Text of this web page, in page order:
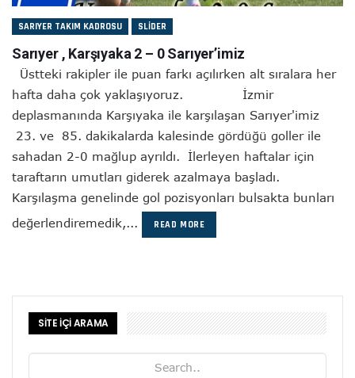
SARIYER TAKIM KADROSU SLIDER
Sarıyer , Karşıyaka 2 – 0 Sarıyer’imiz
Üstteki rakipler ile puan farkı açılırken alt sıralara her
hafta daha çok yaklaşıyoruz. İzmir
deplasmanında Karşıyaka ile karşılaşan Sarıyer'imiz
23. ve 85. dakikalarda kalesinde gördüğü goller ile
sahadan 2-0 mağlup ayrıldı. İlerleyen haftalar için
taraftarın umutları giderek azalmaya başladı.
Karşılaşma genelinde gol pozisyonları bulsakta bunları
değerlendiremedik,...
READ MORE
SİTE İÇİ ARAMA